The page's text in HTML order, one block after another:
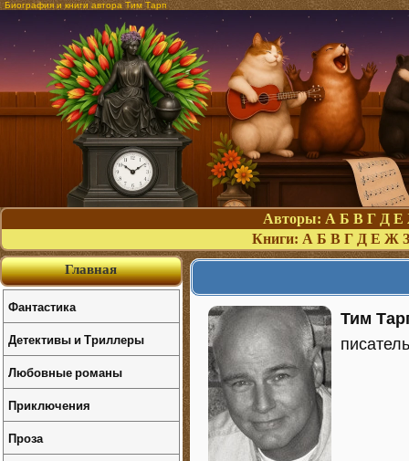
Биография и книги автора Тим Тарп
Авторы: А Б В Г Д Е
Книги: А Б В Г Д Е Ж З
Тим
Главная
Фантастика
Детективы и Триллеры
Любовные романы
Приключения
Проза